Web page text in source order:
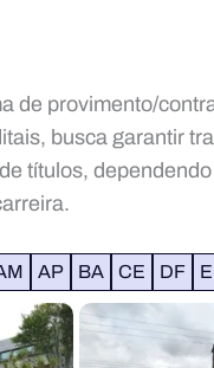
de provimento/
busca garantir
títulos,
AP BA CE DF